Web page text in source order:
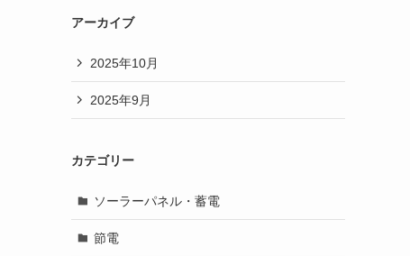
アーカイブ
2025年10月
2025年9月
カテゴリー
ソーラーパネル・蓄電
節電